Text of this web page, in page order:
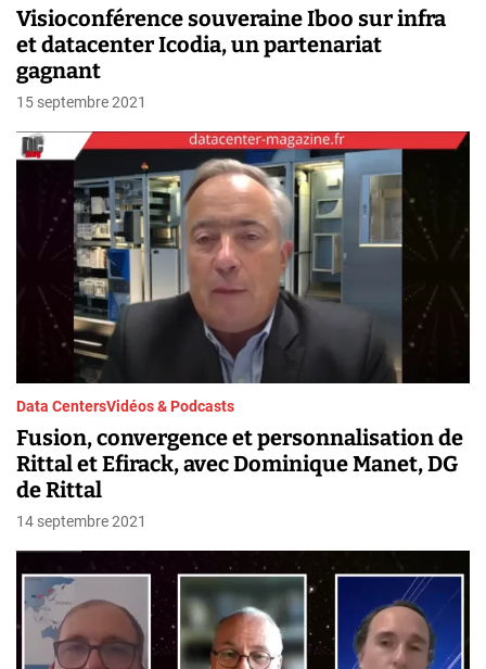
Visioconférence souveraine Iboo sur infra
et datacenter Icodia, un partenariat
gagnant
15 septembre 2021
Data CentersVidéos & Podcasts
Fusion, convergence et personnalisation de
Rittal et Efirack, avec Dominique Manet, DG
de Rittal
14 septembre 2021